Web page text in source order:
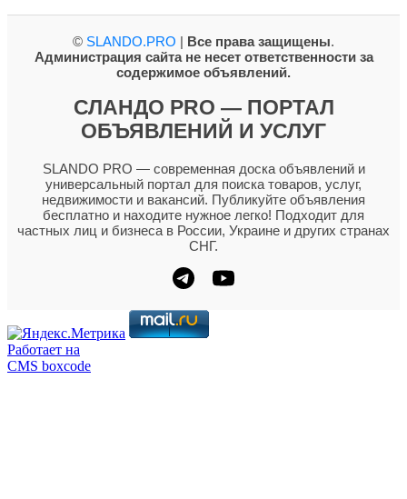
© SLANDO.PRO | Все права защищены.
Администрация сайта не несет ответственности за
содержимое объявлений.
СЛАНДО PRO — ПОРТАЛ
ОБЪЯВЛЕНИЙ И УСЛУГ
SLANDO PRO — современная доска объявлений и
универсальный портал для поиска товаров, услуг,
недвижимости и вакансий. Публикуйте объявления
бесплатно и находите нужное легко! Подходит для
частных лиц и бизнеса в России, Украине и других странах
СНГ.
Работает на
CMS boxcode